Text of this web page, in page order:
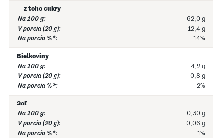
z toho cukry
62,0 g
12,4 g
14%
Bielkoviny
4,2 g
0,8 g
2%
Soľ
0,30 g
0,06 g
1%